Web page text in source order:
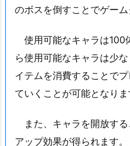
のボスを倒すことでゲーム
使用可能なキャラは100
ら使用可能なキャラは少
イテムを消費することで
ていくことが可能となりま
また、キャラを開放す
アップ効果が得られます。